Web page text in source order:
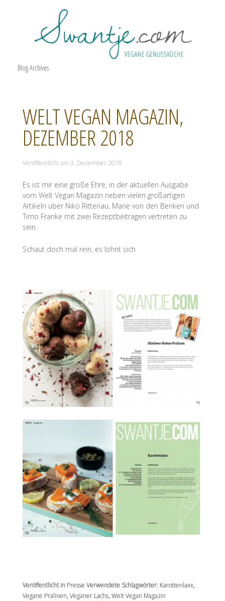
Blog Archives
WELT VEGAN MAGAZIN,
DEZEMBER 2018
Veröffentlicht am 3. Dezember 2018
Es ist mir eine große Ehre, in der aktuellen Ausgabe
vom Welt Vegan Magazin neben vielen großartigen
Artikeln über Niko Rittenau, Marie von den Benken und
Timo Franke mit zwei Rezeptbeiträgen vertreten zu
sein.
Schaut doch mal rein, es lohnt sich
Veröffentlicht in Presse Verwendete Schlagwörter: Karottenlaxx,
Vegane Pralinen,Veganer Lachs,Welt Vegan Magazin